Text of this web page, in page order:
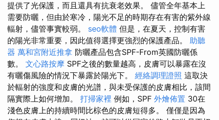
提供了光保護，而且還具有抗衰老效果。 儘管全年基本上
需要防曬，但由於寒冷，陽光不足的時期存在有害的紫外線
輻射，儘管事實較弱。 seo軟體 但是，在夏天，控制有害
的陽光非常重要，因此值得選擇更強烈的保護產品。 助聽
器 萬和宮附近推拿 防曬產品包含SPF-From英國防曬係
數。 文心路按摩 SPF之後的數量越高，皮膚可以暴露在沒
有曬傷風險的情況下暴露於陽光下。 經絡調理證照 這取決
於輻射的強度和皮膚的光譜，與未受保護的皮膚相比，該間
隔實際上如何增加。 打掃家裡 例如，SPF 外燴佈置 30在
淺色皮膚上的持續時間比棕色的皮膚短得多。 僅僅是因為